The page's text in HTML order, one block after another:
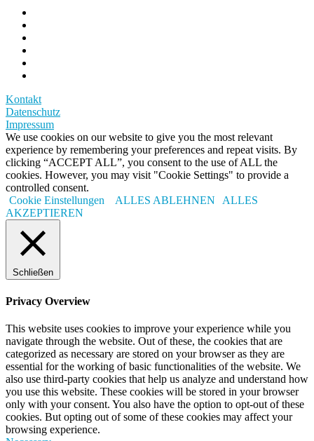
Kontakt
Datenschutz
Impressum
We use cookies on our website to give you the most relevant
experience by remembering your preferences and repeat visits. By
clicking “ACCEPT ALL”, you consent to the use of ALL the
cookies. However, you may visit "Cookie Settings" to provide a
controlled consent.
Cookie Einstellungen
ALLES ABLEHNEN
ALLES
AKZEPTIEREN
Schließen
Privacy Overview
This website uses cookies to improve your experience while you
navigate through the website. Out of these, the cookies that are
categorized as necessary are stored on your browser as they are
essential for the working of basic functionalities of the website. We
also use third-party cookies that help us analyze and understand how
you use this website. These cookies will be stored in your browser
only with your consent. You also have the option to opt-out of these
cookies. But opting out of some of these cookies may affect your
browsing experience.